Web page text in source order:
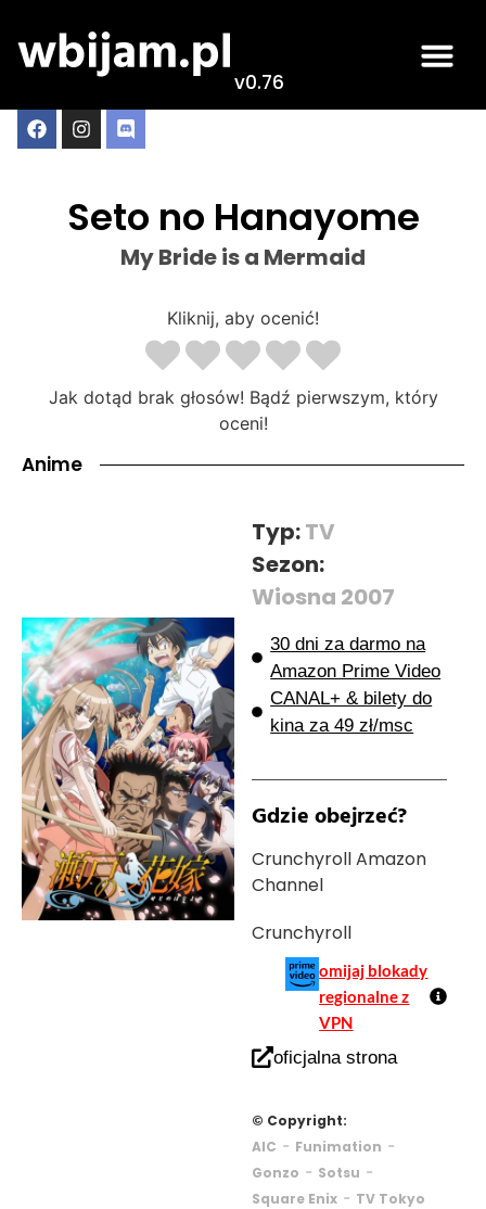
v0.76
Seto no Hanayome
My Bride is a Mermaid
Kliknij, aby ocenić!
Jak dotąd brak głosów! Bądź pierwszym, który
oceni!
Anime
Typ:TV
Sezon:
Wiosna 2007
30 dni za darmo na
Amazon Prime Video
CANAL+ & bilety do
kina za 49 zł/msc
Gdzie obejrzeć?
Crunchyroll Amazon
Channel
Crunchyroll
omijaj blokady
regionalne z
VPN
oficjalna strona
© Copyright:
AIC - Funimation -
Gonzo - Sotsu -
Square Enix- TV Tokyo